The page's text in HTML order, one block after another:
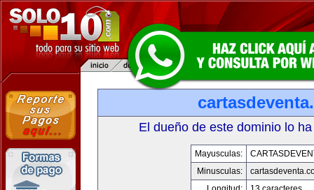
El dueño de este dominio lo
Mayusculas:
Minusculas: